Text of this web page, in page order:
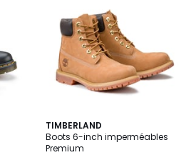
TIMBERLAND
Boots 6-inch imperméables
Premium
4,6
/ 5